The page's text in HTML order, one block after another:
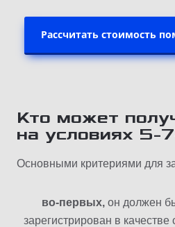
Рассчитать стоимость
Кто может
на условиях 5-
Основными критериями для
во-первых, он должен
зарегистрирован в качестве